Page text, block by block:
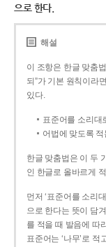
으로 한다.
해설
이 조항은 한글 맞춤
되”가 기본 원칙이라
있다.
표준어를 소리대
어법에 맞도록 적
한글 맞춤법은 이 두
인 한글로 올바르게
먼저 ‘표준어를 소리
으로 한다는 뜻이 담
를 적을 때 발음에 따
표준어는 ‘나무’로 적